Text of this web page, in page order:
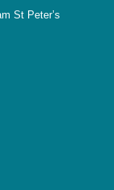
St Peter’s